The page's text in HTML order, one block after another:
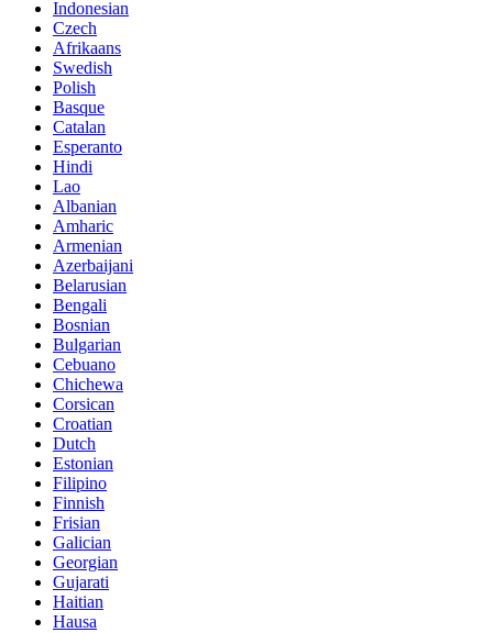
Indonesian
Czech
Afrikaans
Swedish
Polish
Basque
Catalan
Esperanto
Hindi
Lao
Albanian
Amharic
Armenian
Azerbaijani
Belarusian
Bengali
Bosnian
Bulgarian
Cebuano
Chichewa
Corsican
Croatian
Dutch
Estonian
Filipino
Finnish
Frisian
Galician
Georgian
Gujarati
Haitian
Hausa